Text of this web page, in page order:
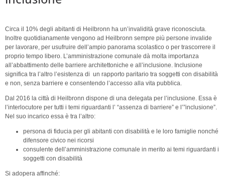
Circa il 10% degli abitanti di Heilbronn ha un’invalidità grave riconosciuta.
Inoltre quotidianamente vengono ad Heilbronn sempre più persone invalide
per lavorare, per usufruire dell’ampio panorama scolastico o per trascorrere il
proprio tempo libero. L’amministrazione comunale dà molta importanza
all’abbattimento delle barriere architettoniche e all’inclusione. Inclusione
significa tra l’altro l’esistenza di un rapporto paritario tra soggetti con disabilità
e non, senza barriere e consentendo l’accesso alla vita pubblica.
Dal 2016 la città di Heilbronn dispone di una delegata per l’inclusione. Essa è
l’interlocutore per tutti i temi riguardanti l’ “assenza di barriere” e l’”inclusione”.
Nel suo incarico essa è tra l’altro:
persona di fiducia per gli abitanti con disabilità e le loro famiglie nonché
difensore civico nei ricorsi
consulente dell’amministrazione comunale in merito ai temi riguardanti i
soggetti con disabilità
Si adopera affinché: